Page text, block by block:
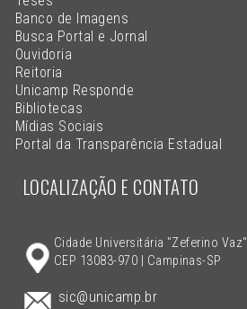
Banco de Imagens
Busca Portal e Jornal
Ouvidoria
Reitoria
Unicamp Responde
Bibliotecas
Mídias Sociais
Portal da Transparência Estadual
LOCALIZAÇÃO E CONTATO
Cidade Universitária "Zeferino Vaz"
CEP 13083-970 | Campinas-SP
sic@unicamp.br